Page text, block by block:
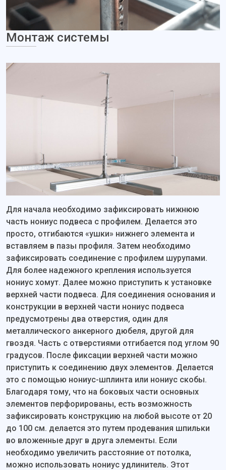
Монтаж системы
Для начала необходимо зафиксировать нижнюю
часть нониус подвеса с профилем. Делается это
просто, отгибаются «ушки» нижнего элемента и
вставляем в пазы профиля. Затем необходимо
зафиксировать соединение с профилем шурупами.
Для более надежного крепления используется
нониус хомут. Далее можно приступить к установке
верхней части подвеса. Для соединения основания и
конструкции в верхней части нониус подвеса
предусмотрены два отверстия, один для
металлического анкерного дюбеля, другой для
гвоздя. Часть с отверстиями отгибается под углом 90
градусов. После фиксации верхней части можно
приступить к соединению двух элементов. Делается
это с помощью нониус-шплинта или нониус скобы.
Благодаря тому, что на боковых части основных
элементов перфорированы, есть возможность
зафиксировать конструкцию на любой высоте от 20
до 100 см. делается это путем продевания шпильки
во вложенные друг в друга элементы. Если
необходимо увеличить расстояние от потолка,
можно использовать нониус удлинитель. Этот